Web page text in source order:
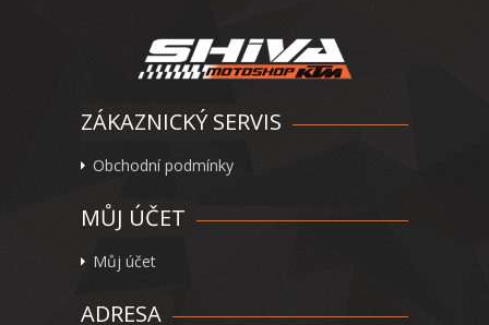
ZÁKAZNICKÝ SERVIS
Obchodní podmínky
MŮJ ÚČET
Můj účet
ADRESA